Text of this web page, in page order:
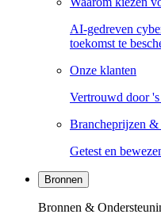
AI-gedreven
toekomst te
Onze klanten
Vertrouwd door
Brancheprijzen
Getest en
Bronnen
Bronnen &